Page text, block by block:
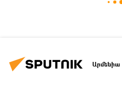
Արմենիա